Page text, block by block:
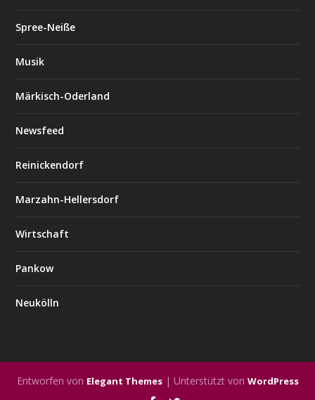
Spree-Neiße
Musik
Märkisch-Oderland
Newsfeed
Reinickendorf
Marzahn-Hellersdorf
Wirtschaft
Pankow
Neukölln
Entworfen von Elegant Themes| Unterstützt von WordPress